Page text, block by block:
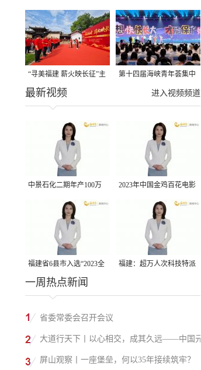
晒秋，福建人这样过才够
味→
“寻美福建 薪火映长征”主
题活动在龙岩长汀启动
第十四届海峡青年荟集中
阶段活动在福州举行
进入视频频道
最新视频
中景石化二期年产100万
吨丙烷脱氢项目建成中交
2023年中国金鸡百花电影
节有福电影巡展31日启动
福建省6县市入选“2023全
国县域发展潜力百强县”
福建：超万人次科技特派
一周热点新闻
省委常委会召开会议
大道行天下丨以心相交，成其久远——中国元
首外交的世界情怀与大国气派
屏山观察丨一座堡垒，何以35年接续筑牢？